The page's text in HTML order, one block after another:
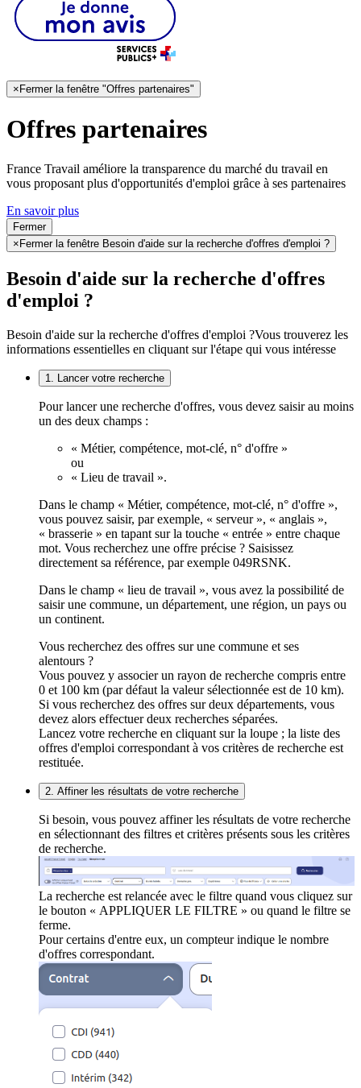
× Fermer la fenêtre "Offres partenaires"
Offres partenaires
France Travail améliore la transparence du marché du travail en
vous proposant plus d'opportunités d'emploi grâce à ses partenaires
En savoir plus
Fermer
×Fermer la fenêtre Besoin d'aide sur la recherche d'offres d'emploi ?
Besoin d'aide sur la recherche d'offres
d'emploi ?
Besoin d'aide sur la recherche d'offres d'emploi ?Vous trouverez les
informations essentielles en cliquant sur l'étape qui vous intéresse
1. Lancer votre recherche
Pour lancer une recherche d'offres, vous devez saisir au moins
un des deux champs :
« Métier, compétence, mot-clé, n° d'offre »
ou
« Lieu de travail ».
Dans le champ « Métier, compétence, mot-clé, n° d'offre »,
vous pouvez saisir, par exemple, « serveur », « anglais »,
« brasserie » en tapant sur la touche « entrée » entre chaque
mot. Vous recherchez une offre précise ? Saisissez
directement sa référence, par exemple 049RSNK.
Dans le champ « lieu de travail », vous avez la possibilité de
saisir une commune, un département, une région, un pays ou
un continent.
Vous recherchez des offres sur une commune et ses
alentours ?
Vous pouvez y associer un rayon de recherche compris entre
0 et 100 km (par défaut la valeur sélectionnée est de 10 km).
Si vous recherchez des offres sur deux départements, vous
devez alors effectuer deux recherches séparées.
Lancez votre recherche en cliquant sur la loupe ; la liste des
offres d'emploi correspondant à vos critères de recherche est
restituée.
2. Affiner les résultats de votre recherche
Si besoin, vous pouvez affiner les résultats de votre recherche
en sélectionnant des filtres et critères présents sous les critères
de recherche.
La recherche est relancée avec le filtre quand vous cliquez sur
le bouton « APPLIQUER LE FILTRE » ou quand le filtre se
ferme.
Pour certains d'entre eux, un compteur indique le nombre
d'offres correspondant.